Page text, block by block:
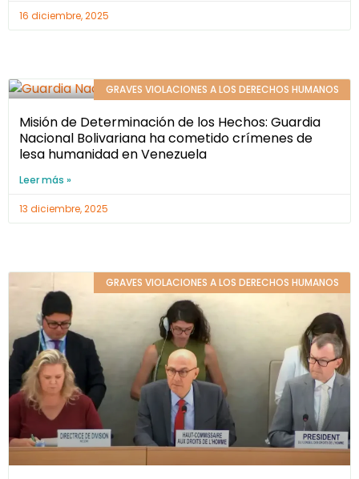
16 diciembre, 2025
GRAVES VIOLACIONES A LOS DERECHOS HUMANOS
Misión de Determinación de los Hechos: Guardia
Nacional Bolivariana ha cometido crímenes de
lesa humanidad en Venezuela
Leer más »
13 diciembre, 2025
GRAVES VIOLACIONES A LOS DERECHOS HUMANOS